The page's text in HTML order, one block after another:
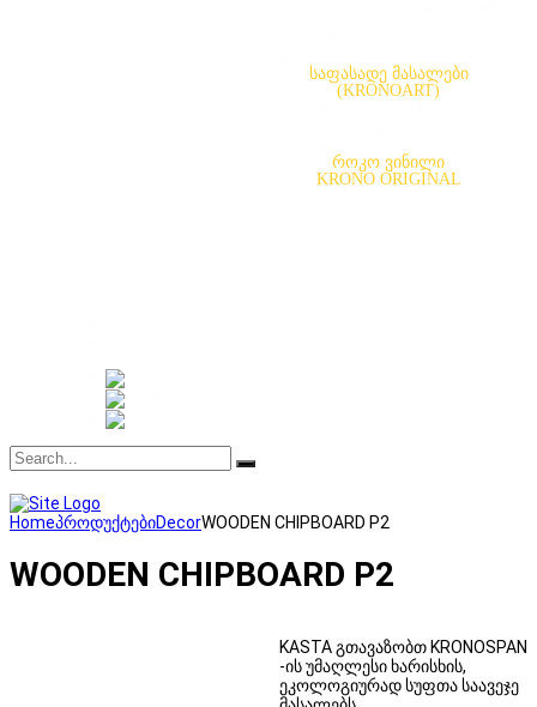
საფასადე მასალები
(KRONOART)
როკო ვინილი
KRONO ORIGINAL
HomeპროდუქტებიDecorWOODEN CHIPBOARD P2
WOODEN CHIPBOARD P2
KASTA გთავაზობთ KRONOSPAN
-ის უმაღლესი ხარისხის,
ეკოლოგიურად სუფთა საავეჯე